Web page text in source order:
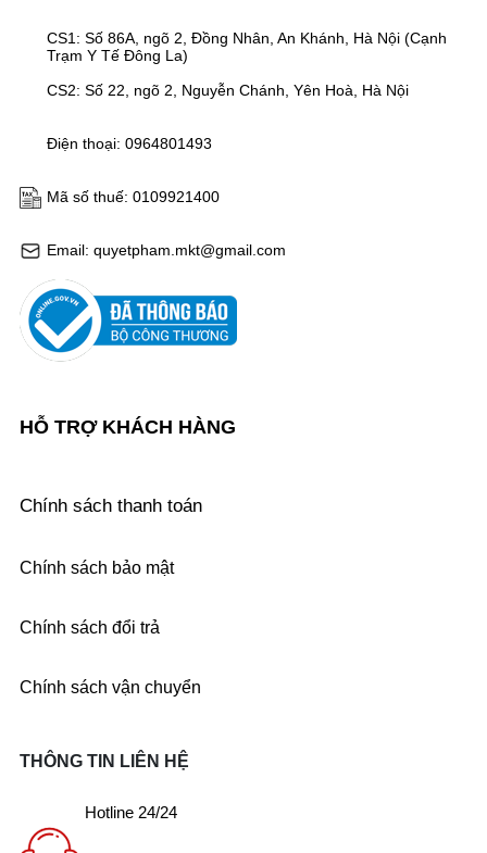
Email: quyetpham.mkt@gmail.com
Mã số thuế: 0109921400
Điện thoại: 0964801493
CS1: Số 86A, ngõ 2, Đồng Nhân, An Khánh, Hà Nội (Cạnh
Trạm Y Tế Đông La)
CS2: Số 22, ngõ 2, Nguyễn Chánh, Yên Hoà, Hà Nội
HỖ TRỢ KHÁCH HÀNG
Chính sách thanh toán
Chính sách bảo mật
Chính sách đổi trả
Chính sách vận chuyển
THÔNG TIN LIÊN HỆ
Hotline 24/24